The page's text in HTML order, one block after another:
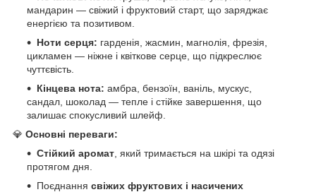
мандарин — свіжий і фруктовий старт, що заряджає
енергією та позитивом.
Ноти серця: гарденія, жасмин, магнолія, фрезія,
цикламен — ніжне і квіткове серце, що підкреслює
чуттєвість.
Кінцева нота: амбра, бензоїн, ваніль, мускус,
сандал, шоколад — тепле і стійке завершення, що
залишає спокусливий шлейф.
💎 Основні переваги:
Стійкий аромат , який тримається на шкірі та одязі
протягом дня.
Поєднання свіжих фруктових і насичених